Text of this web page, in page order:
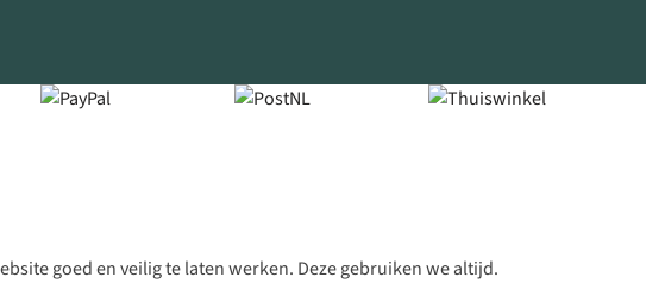
goed en veilig te laten werken. Deze gebruiken we altijd.